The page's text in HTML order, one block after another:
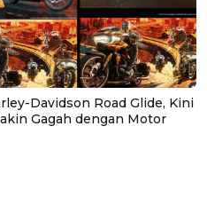
Davidson Road Glide, Kini
Gagah dengan Motor